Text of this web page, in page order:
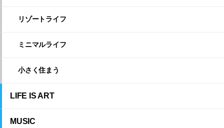
リゾートライフ
ミニマルライフ
小さく住まう
LIFE IS ART
MUSIC